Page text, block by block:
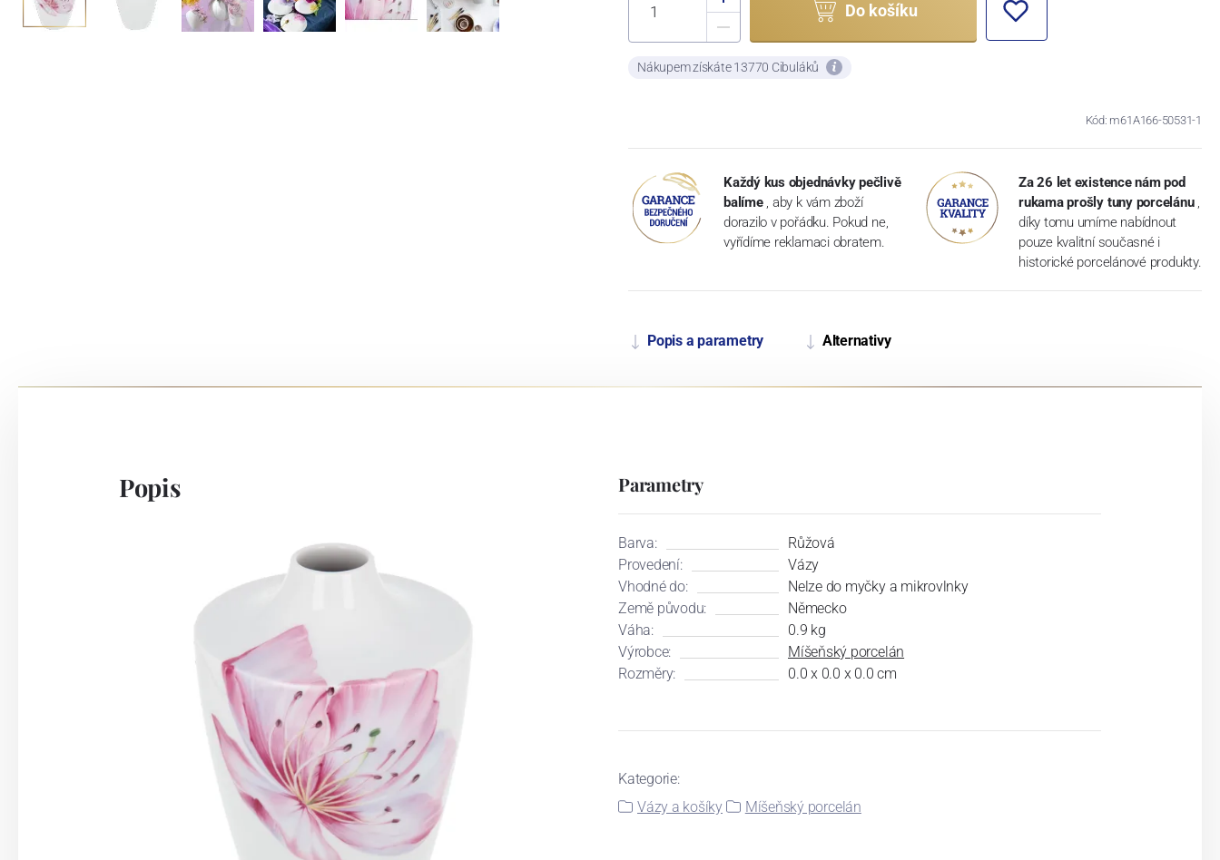
Do košíku
Nákupem získáte 13770 Cibuláků
Kód: m61A166-50531-1
Každý kus objednávky pečlivě
balíme , aby k vám zboží
dorazilo v pořádku. Pokud ne,
vyřídíme reklamaci obratem.
Za 26 let existence nám pod
rukama prošly tuny porcelánu ,
díky tomu umíme nabídnout
pouze kvalitní současné i
historické porcelánové produkty.
Popis a parametry Alternativy
Popis Parametry
Barva:
Růžová
Provedení:
Vázy
Vhodné do:
Nelze do myčky a mikrovlnky
Země původu:
Německo
Váha:
0.9 kg
Výrobce:
Míšeňský porcelán
Rozměry:
0.0 x 0.0 x 0.0 cm
Kategorie:
Vázy a košíky
Míšeňský porcelán